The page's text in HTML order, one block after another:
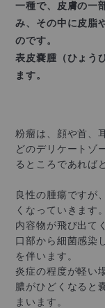
一種で、皮膚の一
み、その中に皮脂
のです。
表皮嚢腫（ひょう
ます。
粉瘤は、顔や首、
どのデリケートゾ
るところであれば
良性の腫瘍ですが
くなっていきます
内容物が飛び出て
口部から細菌感染
を伴います。
炎症の程度が軽い
膿がひどくなると
まいます。